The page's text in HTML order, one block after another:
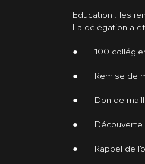
Education : les
La délégation a
● 100
● Remise de
● Don de
● Découverte
● Rappel de